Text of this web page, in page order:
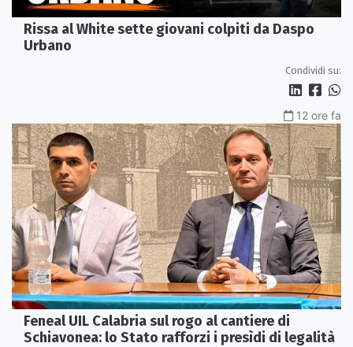
Rissa al White sette giovani colpiti da Daspo
Urbano
Condividi su:
12 ore fa
Feneal UIL Calabria sul rogo al cantiere di
Schiavonea: lo Stato rafforzi i presìdi di legalità